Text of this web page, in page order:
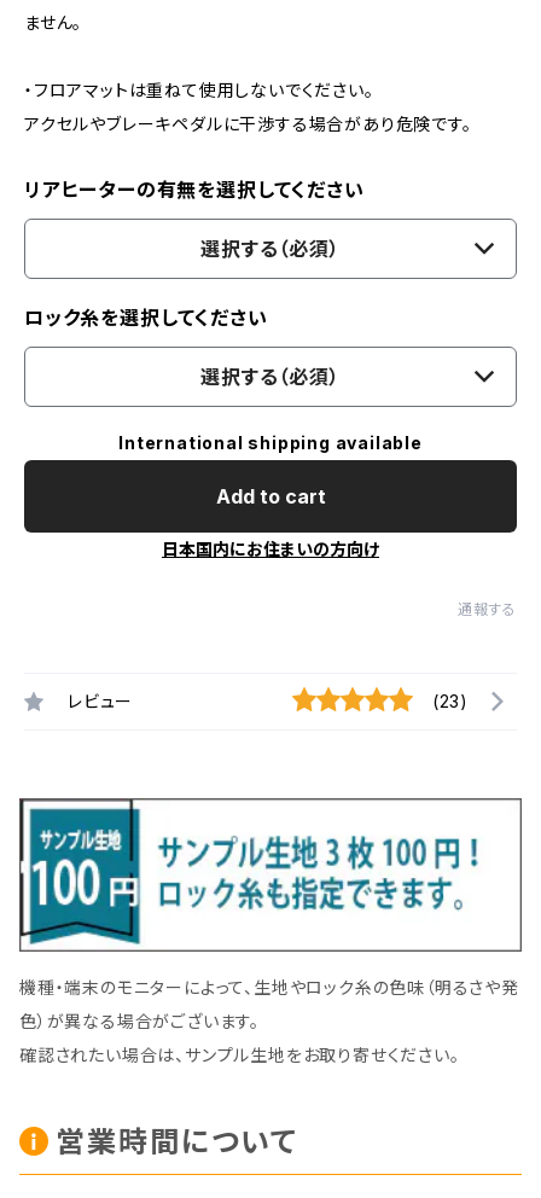
ません。
・フロアマットは重ねて使用しないでください。
アクセルやブレーキペダルに干渉する場合があり危険です。
リアヒーターの有無を選択してください
選択する（必須）
ロック糸を選択してください
選択する（必須）
International shipping available
Add to cart
日本国内にお住まいの方向け
通報する
レビュー (23)
機種・端末のモニターによって、生地やロック糸の色味（明るさや発
色）が異なる場合がございます。
確認されたい場合は、サンプル生地をお取り寄せください。
営業時間について